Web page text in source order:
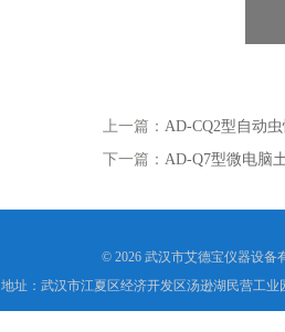
上一篇： AD-CQ2型自动
下一篇： AD-Q7型微电脑
© 2026 武汉市艾德宝仪器设备
地址：武汉市江夏区经济开发区汤逊湖民营工业